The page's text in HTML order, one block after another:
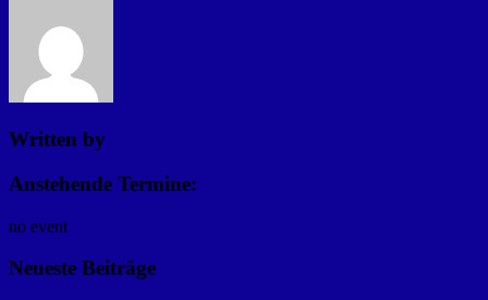
Written by
Anstehende Termine:
no event
Neueste Beiträge